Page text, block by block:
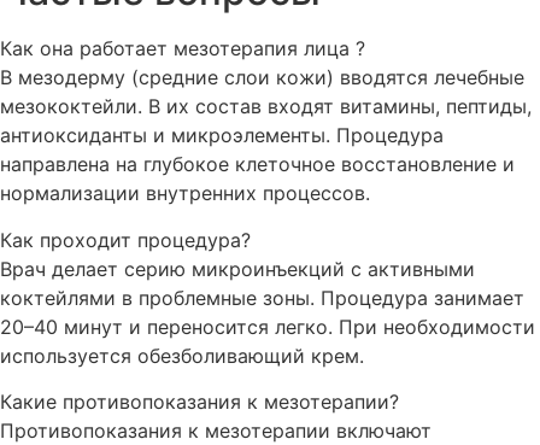
Как она работает мезотерапия лица ?
В мезодерму (средние слои кожи) вводятся лечебные
мезококтейли. В их состав входят витамины, пептиды,
антиоксиданты и микроэлементы. Процедура
направлена на глубокое клеточное восстановление и
нормализации внутренних процессов.
Как проходит процедура?
Врач делает серию микроинъекций с активными
коктейлями в проблемные зоны. Процедура занимает
20–40 минут и переносится легко. При необходимости
используется обезболивающий крем.
Какие противопоказания к мезотерапии?
Противопоказания к мезотерапии включают